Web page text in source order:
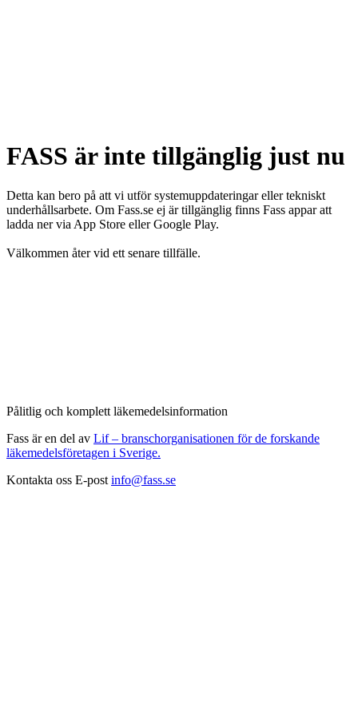
FASS är inte tillgänglig just nu
Detta kan bero på att vi utför systemuppdateringar eller tekniskt
underhållsarbete. Om Fass.se ej är tillgänglig finns Fass appar att
ladda ner via App Store eller Google Play.
Välkommen åter vid ett senare tillfälle.
Pålitlig och komplett läkemedelsinformation
Fass är en del av Lif – branschorganisationen för de forskande
läkemedelsföretagen i Sverige.
Kontakta oss E-post info@fass.se